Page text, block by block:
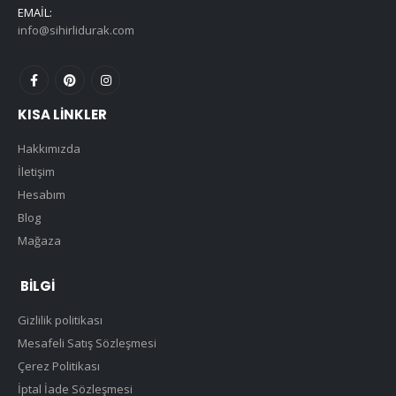
EMAIL:
info@sihirlidurak.com
KISA LINKLER
Hakkımızda
İletişim
Hesabım
Blog
Mağaza
BILGI
Gizlilik politikası
Mesafeli Satış Sözleşmesi
Çerez Politikası
İptal İade Sözleşmesi